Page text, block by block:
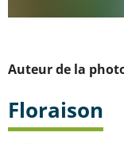
Auteur de la
Floraison